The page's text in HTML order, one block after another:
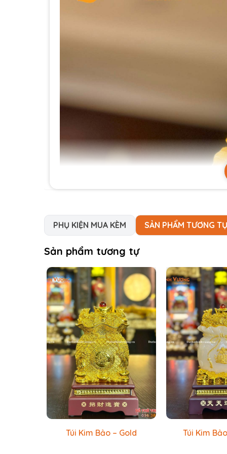
PHỤ KIỆN MUA KÈM SẢN PHẨM TƯƠNG TỰ
Sản phẩm tương tự
Túi Kim Bảo – Gold Túi Kim